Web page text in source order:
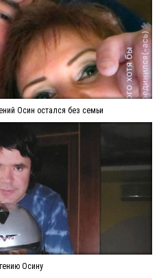
Осин остался без семьи
Осину